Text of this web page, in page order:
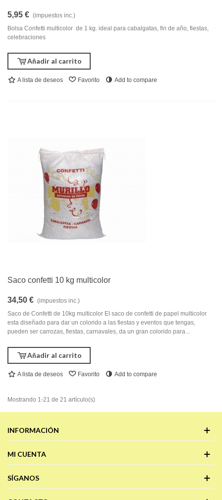
5,95 € (impuestos inc.)
Bolsa Confetti multicolor de 1 kg. ideal para cabalgatas, fin de año, fiestas,
celebraciones
Añadir al carrito
A lista de deseos Favorito Add to compare
Saco confetti 10 kg multicolor
34,50 € (impuestos inc.)
Saco de Confetti de 10kg multicolor El saco de confetti de papel multicolor
esta diseñado para dar un colorido a las fiestas y eventos que tengas,
pueden ser carrozas, fiestas, carnavales, da un gran colorido para...
Añadir al carrito
A lista de deseos Favorito Add to compare
Mostrando 1-21 de 21 artículo(s)
INFORMACIÓN
MI CUENTA
SÍGANOS